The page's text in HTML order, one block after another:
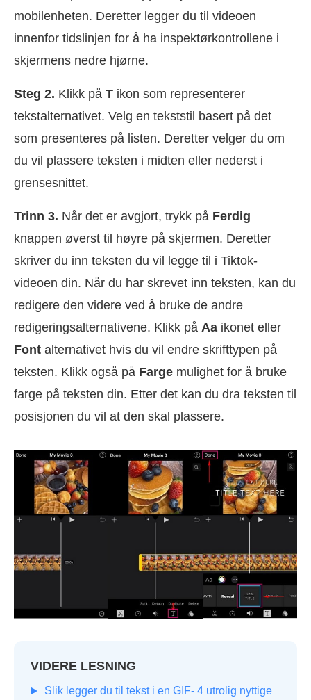
mobilenheten. Deretter legger du til videoen
innenfor tidslinjen for å ha inspektørkontrollene i
skjermens nedre hjørne.
Steg 2. Klikk på T ikon som representerer
tekstalternativet. Velg en tekststil basert på det
som presenteres på listen. Deretter velger du om
du vil plassere teksten i midten eller nederst i
grensesnittet.
Trinn 3. Når det er avgjort, trykk på Ferdig
knappen øverst til høyre på skjermen. Deretter
skriver du inn teksten du vil legge til i Tiktok-
videoen din. Når du har skrevet inn teksten, kan du
redigere den videre ved å bruke de andre
redigeringsalternativene. Klikk på Aa ikonet eller
Font alternativet hvis du vil endre skrifttypen på
teksten. Klikk også på Farge mulighet for å bruke
farge på teksten din. Etter det kan du dra teksten til
posisjonen du vil at den skal plassere.
VIDERE LESNING
Slik legger du til tekst i en GIF- 4 utrolig nyttige